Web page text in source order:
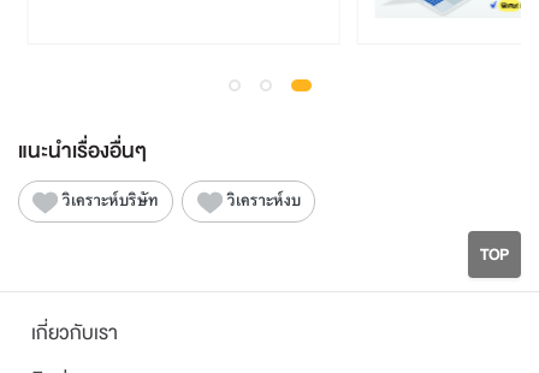
แนะนำเรื่องอื่นๆ
วิเคราะห์บริษัท วิเคราะห์งบ
TOP
เกี่ยวกับเรา